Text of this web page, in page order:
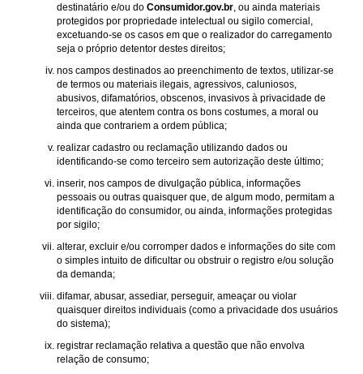
destinatário e/ou do Consumidor.gov.br , ou ainda materiais
protegidos por propriedade intelectual ou sigilo comercial,
excetuando-se os casos em que o realizador do carregamento
seja o próprio detentor destes direitos;
nos campos destinados ao preenchimento de textos, utilizar-se
de termos ou materiais ilegais, agressivos, caluniosos,
abusivos, difamatórios, obscenos, invasivos à privacidade de
terceiros, que atentem contra os bons costumes, a moral ou
ainda que contrariem a ordem pública;
realizar cadastro ou reclamação utilizando dados ou
identificando-se como terceiro sem autorização deste último;
inserir, nos campos de divulgação pública, informações
pessoais ou outras quaisquer que, de algum modo, permitam a
identificação do consumidor, ou ainda, informações protegidas
por sigilo;
alterar, excluir e/ou corromper dados e informações do site com
o simples intuito de dificultar ou obstruir o registro e/ou solução
da demanda;
difamar, abusar, assediar, perseguir, ameaçar ou violar
quaisquer direitos individuais (como a privacidade dos usuários
do sistema);
registrar reclamação relativa a questão que não envolva
relação de consumo;